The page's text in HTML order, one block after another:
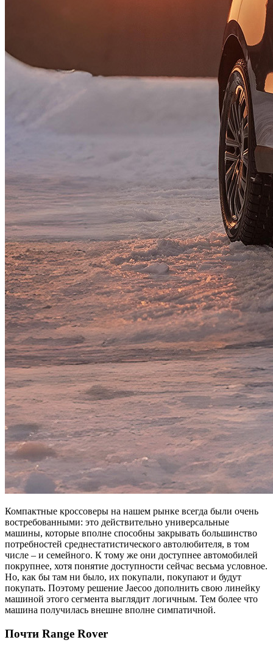
Компактные кроссоверы на нашем рынке всегда были очень
востребованными: это действительно универсальные
машины, которые вполне способны закрывать большинство
потребностей среднестатистического автолюбителя, в том
числе – и семейного. К тому же они доступнее автомобилей
покрупнее, хотя понятие доступности сейчас весьма условное.
Но, как бы там ни было, их покупали, покупают и будут
покупать. Поэтому решение Jaecoo дополнить свою линейку
машиной этого сегмента выглядит логичным. Тем более что
машина получилась внешне вполне симпатичной.
Почти Range Rover